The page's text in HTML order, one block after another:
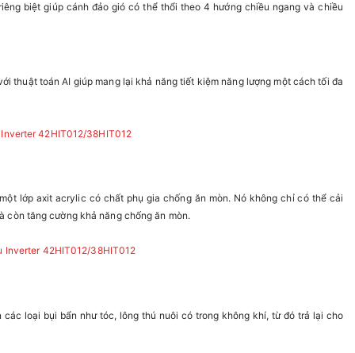
biệt giúp cánh đảo gió có thể thổi theo 4 hướng chiều ngang và chiều
thuật toán AI giúp mang lại khả năng tiết kiệm năng lượng một cách tối đa
lớp axit acrylic có chất phụ gia chống ăn mòn. Nó không chỉ có thể cải
còn tăng cường khả năng chống ăn mòn.
loại bụi bẩn như tóc, lông thú nuôi có trong không khí, từ đó trả lại cho